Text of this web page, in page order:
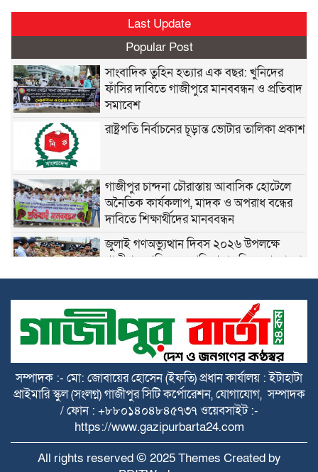
Last Update
Popular Post
সাংবাদিক তুহিন হত্যার এক বছর: খুনিদের
ফাঁসির দাবিতে গাজীপুরে মানববন্ধন ও প্রতিবাদ
সমাবেশ
রাষ্ট্রপতি নির্বাচনের চূড়ান্ত ভোটার তালিকা প্রকাশ
গাজীপুর চান্দনা চৌরাস্তায় আবাসিক হোটেলে
অনৈতিক কার্যকলাপ, মাদক ও অপরাধ বন্ধের
দাবিতে শিক্ষার্থীদের মানববন্ধন
জুলাই গণঅভ্যুত্থান দিবস ২০২৬ উপলক্ষে
গাজীপুরে শহিদদের প্রতি শ্রদ্ধাঞ্জলি ও আলোচনা
সভা অনুষ্ঠিত
৫ আগস্ট গণতন্ত্রকামী মানুষের বিজয়ের দিন,
শহীদদের আত্মত্যাগ বৃথা যায়নি
৫ আগস্ট ঘিরে নাশকতার সুনির্দিষ্ট কোনো তথ্য
নেই: ডিবি প্রধান
গাজীপুরের কোনাবাড়ীতে আইফোনসহ ৪৪টি
চোরাই মোবাইল উদ্ধার, গ্রেপ্তার ২
সম্পাদক :- মো: জোবায়ের হোসেন (ইফতি) প্রধান কার্যালয় : ইটাহাটা
প্রাইমারি স্কুল (সংলগ্ন) গাজীপুর সিটি কর্পোরেশন, যোগাযোগ, সম্পাদক
/ ফোন : +৮৮০১৪০৪৮৪৫৭৩৭ ওয়েবসাইট :-
https://www.gazipurbarta24.com
All rights reserved © 2025 Themes Created by